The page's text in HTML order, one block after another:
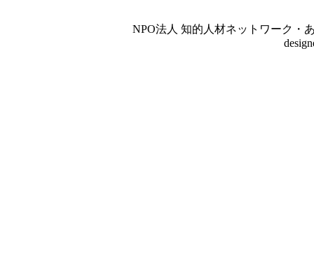
NPO法人 知的人材ネットワーク・